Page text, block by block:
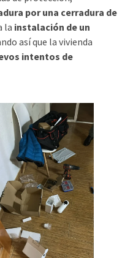
por una cerradura de
la instalación de un
así que la vivienda
intentos de